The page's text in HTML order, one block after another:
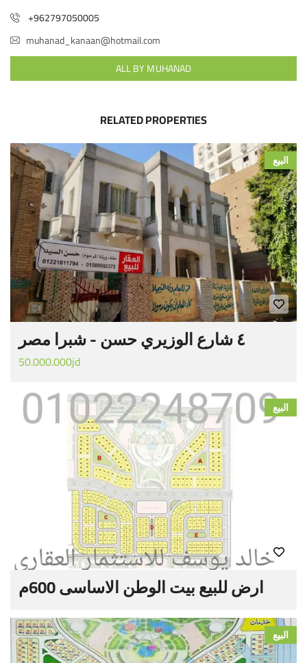
+962797050005
muhanad_kanaan@hotmail.com
ALL BY MUHANAD
RELATED PROPERTIES
البيع
٤ شارع الوزيري حسن - شبرا مصر
50.000.000jd
البيع
ارض للبيع بيت الوطن الاساسى 600م
البيع